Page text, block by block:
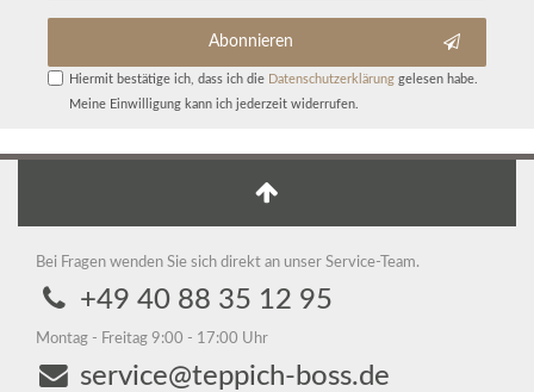
Abonnieren
Hiermit bestätige ich, dass ich die Daten­schutz­erklärunggelesen habe.
Meine Einwilligung kann ich jederzeit widerrufen.
Bei Fragen wenden Sie sich direkt an unser Service-Team.
+49 40 88 35 12 95
Montag - Freitag 9:00 - 17:00 Uhr
service@teppich-boss.de